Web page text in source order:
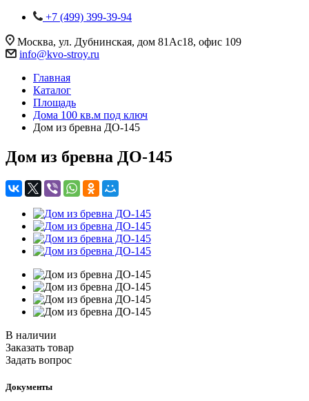
+7 (499) 399-39-94
Москва, ул. Дубнинская, дом 81Ас18, офис 109
info@kvo-stroy.ru
Главная
Каталог
Площадь
Дома 100 кв.м под ключ
Дом из бревна ДО-145
Дом из бревна ДО-145
В наличии
Заказать товар
Задать вопрос
Документы